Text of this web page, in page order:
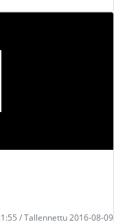
/ Tallennettu 2016-08-09